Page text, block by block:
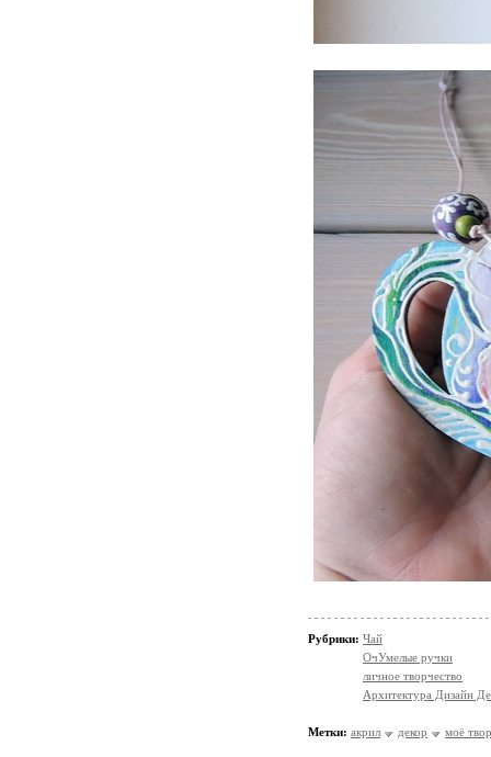
Рубрики: Чай
ОчУмелые ручки
личное творчество
Архитектура Дизайн
Метки: акрил декор моё